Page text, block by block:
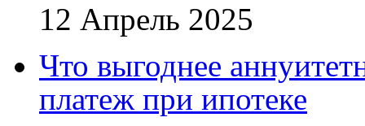
12 Апрель 2025
Что выгоднее
платеж при ипотеке